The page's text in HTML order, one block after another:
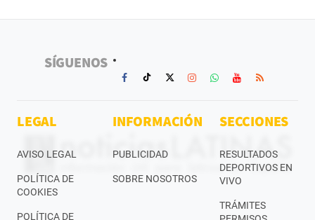
SÍGUENOS
LEGAL
AVISO LEGAL
POLÍTICA DE
COOKIES
POLÍTICA DE
INFORMACIÓN
PUBLICIDAD
SOBRE NOSOTROS
SECCIONES
RESULTADOS
DEPORTIVOS EN
VIVO
TRÁMITES